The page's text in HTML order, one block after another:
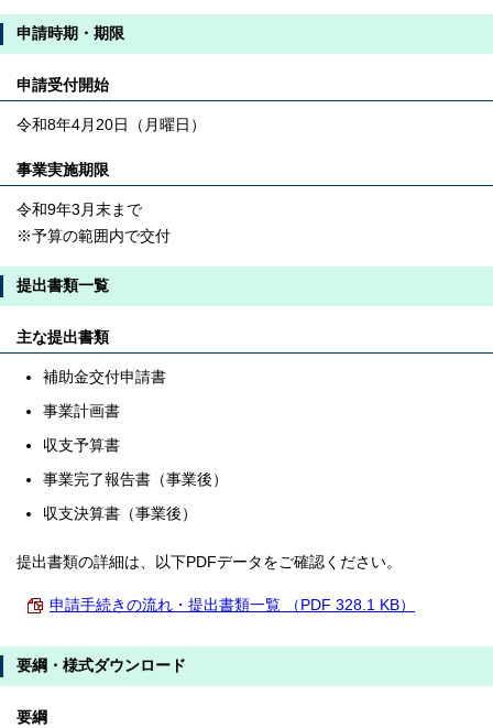
申請時期・期限
申請受付開始
令和8年4月20日（月曜日）
事業実施期限
令和9年3月末まで
※予算の範囲内で交付
提出書類一覧
主な提出書類
補助金交付申請書
事業計画書
収支予算書
事業完了報告書（事業後）
収支決算書（事業後）
提出書類の詳細は、以下PDFデータをご確認ください。
申請手続きの流れ・提出書類一覧 （PDF 328.1 KB）
要綱・様式ダウンロード
要綱